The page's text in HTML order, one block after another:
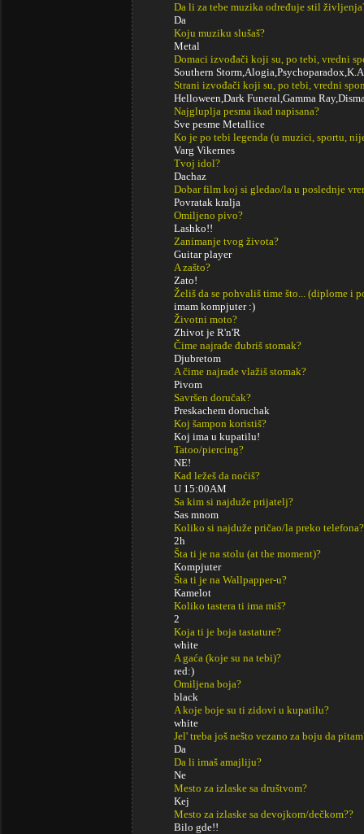
Da li za tebe muzika određuje stil
Da
Koju muziku slušaš?
Metal
Domaci izvođači koji su, po tebi, vredni
Southern
Strani izvođači koji su, po tebi, vredni
Helloween,Dark Funeral,Gamma
Najgluplja pesma ikad napisana?
Sve pesme Metallice
Ko je po tebi legenda (u muzici, sportu,
Varg Vikernes
Tvoj idol?
Dachaz
Dobar film koj si gledao/la u poslednje
Povratak kralja
Omiljeno pivo?
Lashko!!
Zanimanje tvog života?
Guitar player
A zašto?
Zato!
Želiš da se pohvališ time što... (diplome i
imam kompjuter :)
Životni moto?
Zhivot je R'n'R
Čime najrađe đubriš stomak?
Djubretom
A čime najrađe vlažiš stomak?
Pivom
Savršen doručak?
Preskachem doruchak
Koj šampon koristiš?
Koj ima u kupatilu!
Tatoo/piercing?
NE!
Kad ležeš da noćiš?
U 15:00AM
Sa kim si najduže prijatelj?
Sas mnom
Koliko si najduže pričao/la preko telefona?
2h
Šta ti je na stolu (at the moment)?
Kompjuter
Šta ti je na Wallpapper-u?
Kamelot
Koliko tastera ti ima miš?
2
Koja ti je boja tastature?
white
A gaća (koje su na tebi)?
red:)
Omiljena boja?
black
A koje boje su ti zidovi u kupatilu?
white
Jel' treba još nešto vezano za boju da
Da
Da li imaš amajliju?
Ne
Mesto za izlaske sa društvom?
Kej
Mesto za izlaske sa devojkom/dečkom??
Bilo gde!!